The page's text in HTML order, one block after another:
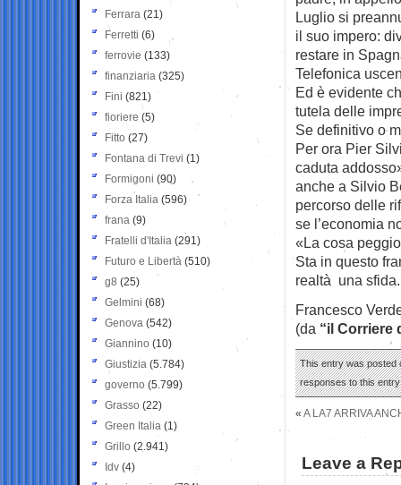
Luglio si
il suo impero:
restare in
Telefonica
Ed è evidente
tutela delle
Se definitivo o
Per ora Pier
caduta
anche a Silvio
percorso delle
se l’economia
«La cosa
Sta in questo
realtà una sfida.
Francesco
(da “il Corriere
This entry was posted
responses to this
« A LA7 ARRIVA
Leave a
Ferrara (21)
Ferretti (6)
ferrovie (133)
finanziaria (325)
Fini (821)
fioriere (5)
Fitto (27)
Fontana di Trevi (1)
Formigoni (90)
Forza Italia (596)
frana (9)
Fratelli d'Italia (291)
Futuro e Libertà (510)
g8 (25)
Gelmini (68)
Genova (542)
Giannino (10)
Giustizia (5.784)
governo (5.799)
Grasso (22)
Green Italia (1)
Grillo (2.941)
Idv (4)